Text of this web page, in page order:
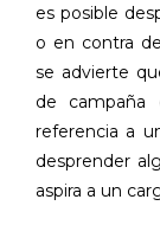
es posible
o en contra
se advierte
de campaña
referencia a
desprender
aspira a un